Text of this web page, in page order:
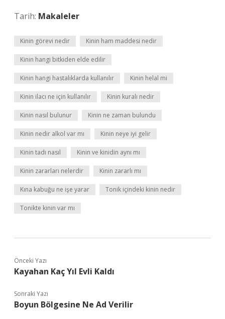
Tarih: Makaleler
Kinin görevi nedir Kinin ham maddesi nedir
Kinin hangi bitkiden elde edilir
Kinin hangi hastalıklarda kullanılır Kinin helal mi
Kinin ilacı ne için kullanılır Kinin kuralı nedir
Kinin nasıl bulunur Kinin ne zaman bulundu
Kinin nedir alkol var mı Kinin neye iyi gelir
Kinin tadı nasıl Kinin ve kinidin aynı mı
Kinin zararları nelerdir Kinin zararlı mı
Kına kabuğu ne işe yarar Tonik içindeki kinin nedir
Tonikte kinin var mı
Önceki Yazı
Kayahan Kaç Yıl Evli Kaldı
Sonraki Yazı
Boyun Bölgesine Ne Ad Verilir